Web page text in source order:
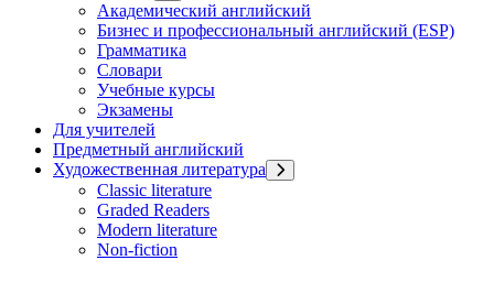
Академический английский
Бизнес и профессиональный английский (ESP)
Грамматика
Словари
Учебные курсы
Экзамены
Для учителей
Предметный английский
Художественная литература
Classic literature
Graded Readers
Modern literature
Non-fiction